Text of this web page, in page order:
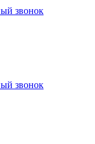
звонок
звонок